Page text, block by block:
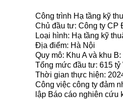
Công trình Hạ tầng kỹ
Chủ đầu tư: Công ty CP
Loại hình: Hạ tầng kỹ
Địa điểm: Hà Nội
Quy mô: Khu A và khu
Tổng mức đầu tư: 615
Thời gian thực hiện:
Công việc công ty đảm
lập Báo cáo nghiên cứu